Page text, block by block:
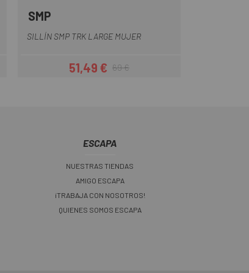
SMP
SILLÍN SMP TRK LARGE MUJER
Precio
51,49 €Precio regular
69 €
ESCAPA
NUESTRAS TIENDAS
AMIGO ESCAPA
¡TRABAJA CON NOSOTROS!
QUIENES SOMOS ESCAPA